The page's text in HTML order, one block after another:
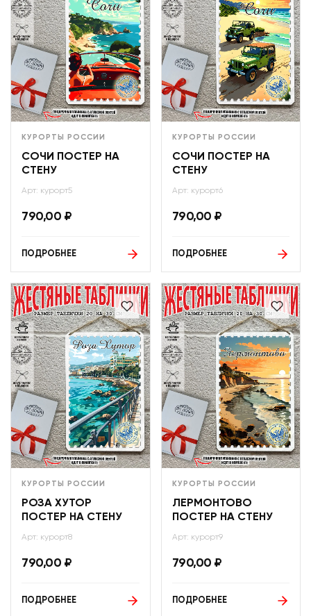
КУРОРТЫ РОССИИ
СОЧИ ПОСТЕР НА
СТЕНУ
Арт: курорт5
790,00 ₽
ПОДРОБНЕЕ
КУРОРТЫ РОССИИ
СОЧИ ПОСТЕР НА
СТЕНУ
Арт: курорт6
790,00 ₽
ПОДРОБНЕЕ
КУРОРТЫ РОССИИ
РОЗА ХУТОР
ПОСТЕР НА СТЕНУ
Арт: курорт8
790,00 ₽
ПОДРОБНЕЕ
КУРОРТЫ РОССИИ
ЛЕРМОНТОВО
ПОСТЕР НА СТЕНУ
Арт: курорт9
790,00 ₽
ПОДРОБНЕЕ